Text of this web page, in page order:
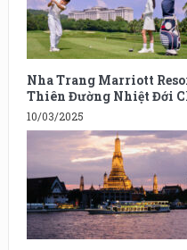
Nha Trang Marriott
Thiên Đường Nhiệt Đới
10/03/2025